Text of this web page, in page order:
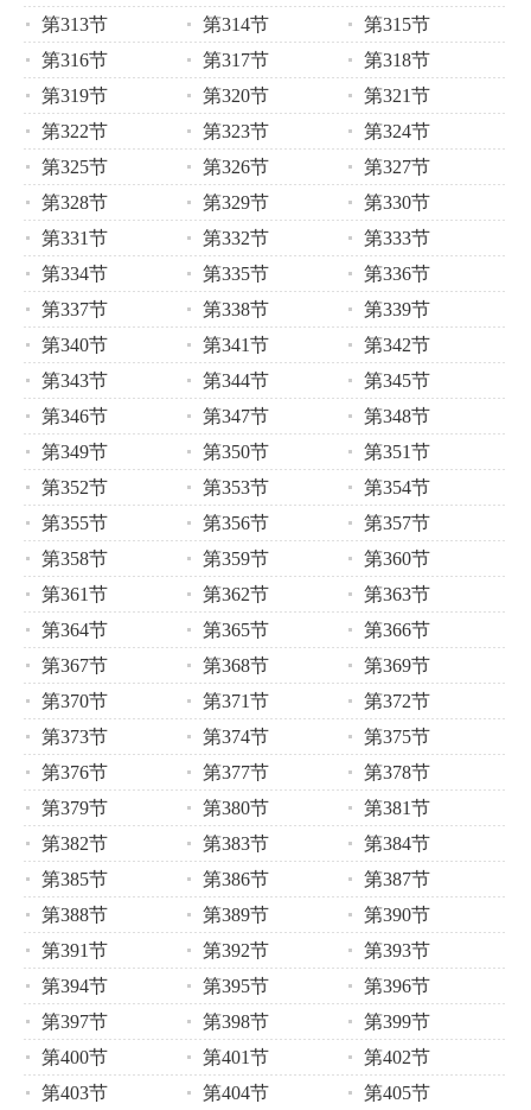
第313节
第314节
第315节
第316节
第317节
第318节
第319节
第320节
第321节
第322节
第323节
第324节
第325节
第326节
第327节
第328节
第329节
第330节
第331节
第332节
第333节
第334节
第335节
第336节
第337节
第338节
第339节
第340节
第341节
第342节
第343节
第344节
第345节
第346节
第347节
第348节
第349节
第350节
第351节
第352节
第353节
第354节
第355节
第356节
第357节
第358节
第359节
第360节
第361节
第362节
第363节
第364节
第365节
第366节
第367节
第368节
第369节
第370节
第371节
第372节
第373节
第374节
第375节
第376节
第377节
第378节
第379节
第380节
第381节
第382节
第383节
第384节
第385节
第386节
第387节
第388节
第389节
第390节
第391节
第392节
第393节
第394节
第395节
第396节
第397节
第398节
第399节
第400节
第401节
第402节
第403节
第404节 第405节